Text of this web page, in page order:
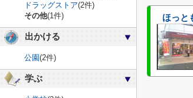
ほっと
ドラッグストア(2件)
その他(1件)
出かける
公園(2件)
学ぶ